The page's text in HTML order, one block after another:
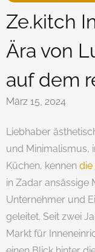
Ze.kitch
Ära von
auf dem
März 15, 2024
Liebhaber
und Minimalismus,
Küchen, kennen die
in Zadar
Unternehmer und
geleitet. Seit zwei
Markt für